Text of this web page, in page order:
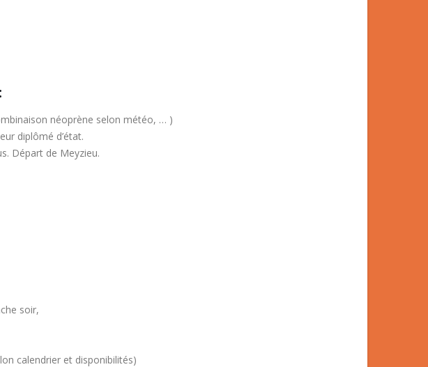
néoprène selon météo, … )
diplômé d’état.
Départ de Meyzieu.
soir,
calendrier et disponibilités)